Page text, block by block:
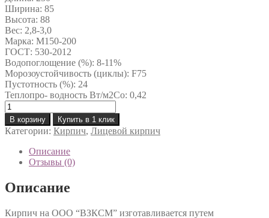
Ширина: 85
Высота: 88
Вес: 2,8-3,0
Марка: М150-200
ГОСТ: 530-2012
Водопоглощение (%): 8-11%
Морозоустойчивость (циклы): F75
Пустотность (%): 24
Теплопро- водность Вт/м2Co: 0,42
Количество
товара
Кирпич
лицевой
пустотелый
полуторный
Рустик
0.9
НФ
В корзину Купить в 1 клик
Категории: Кирпич, Лицевой кирпич
Описание
Отзывы (0)
Описание
Кирпич на ООО “ВЗКСМ” изготавливается путем